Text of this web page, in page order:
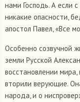
нами Господь. А если
никакие опасности,
апостол Павел, «Все
Особенно созвучной
земли Русской
восстановлении
вторили верующие.
народа, и о